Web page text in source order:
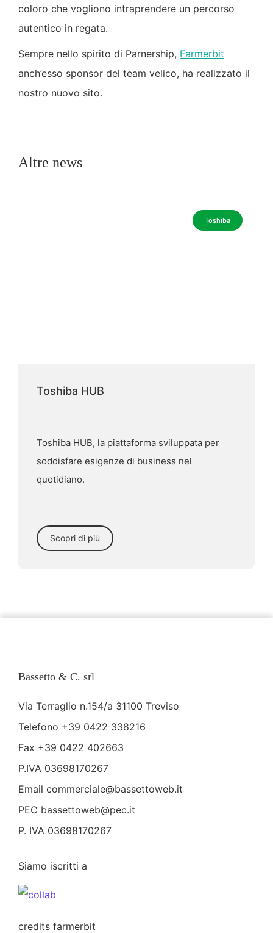
coloro che vogliono intraprendere un percorso
autentico in regata.
Sempre nello spirito di Parnership, Farmerbit
anch’esso sponsor del team velico, ha realizzato il
nostro nuovo sito.
Altre news
Toshiba
Toshiba HUB
Toshiba HUB, la piattaforma sviluppata per
soddisfare esigenze di business nel
quotidiano.
Scopri di più
Bassetto & C. srl
Via Terraglio n.154/a 31100 Treviso
Telefono +39 0422 338216
Fax +39 0422 402663
P.IVA 03698170267
Email commerciale@bassettoweb.it
PEC bassettoweb@pec.it
P. IVA 03698170267
Siamo iscritti a
credits farmerbit